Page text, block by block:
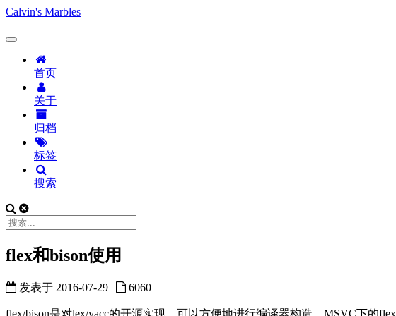
Calvin's Marbles
首页
关于
归档
标签
搜索
flex和bison使用
发表于 2016-07-29 | 6060
flex/bison是对lex/yacc的开源实现，可以方便地进行编译器构造。MSVC下的